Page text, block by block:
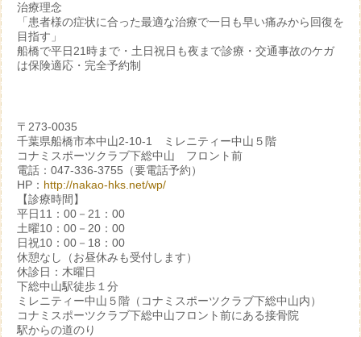
治療理念
「患者様の症状に合った最適な治療で一日も早い痛みから回復を
目指す」
船橋で平日21時まで・土日祝日も夜まで診療・交通事故のケガ
は保険適応・完全予約制
〒273-0035
千葉県船橋市本中山2-10-1 ミレニティー中山５階
コナミスポーツクラブ下総中山 フロント前
電話：047-336-3755（要電話予約）
HP： http://nakao-hks.net/wp/
【診療時間】
平日11：00－21：00
土曜10：00－20：00
日祝10：00－18：00
休憩なし（お昼休みも受付します）
休診日：木曜日
下総中山駅徒歩１分
ミレニティー中山５階（コナミスポーツクラブ下総中山内）
コナミスポーツクラブ下総中山フロント前にある接骨院
駅からの道のり